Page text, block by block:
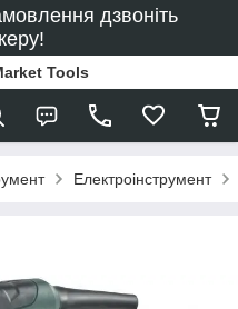
дзвоніть
Tools
Електроінструмент